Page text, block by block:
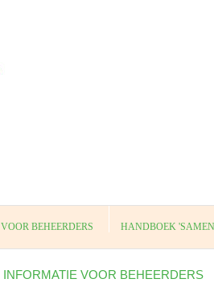
VOOR BEHEERDERS HANDBOEK
INFORMATIE VOOR BEHEERDERS